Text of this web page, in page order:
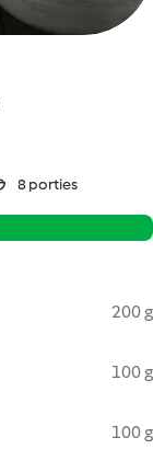
8 porties
200 g
100 g
100 g